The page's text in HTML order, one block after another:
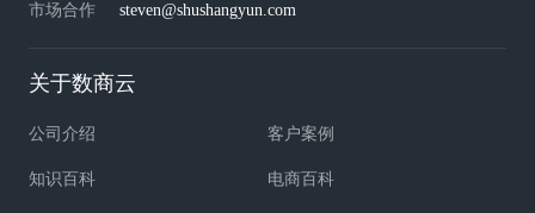
市场合作 steven@shushangyun.com
关于数商云
公司介绍 客户案例
知识百科 电商百科